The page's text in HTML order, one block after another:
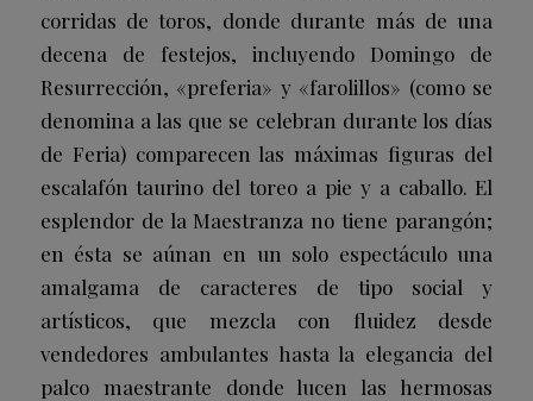
corridas de toros, donde durante más de una
decena de festejos, incluyendo Domingo de
Resurrección, «preferia» y «farolillos» (como se
denomina a las que se celebran durante los días
de Feria) comparecen las máximas figuras del
escalafón taurino del toreo a pie y a caballo. El
esplendor de la Maestranza no tiene parangón;
en ésta se aúnan en un solo espectáculo una
amalgama de caracteres de tipo social y
artísticos, que mezcla con fluidez desde
vendedores ambulantes hasta la elegancia del
palco maestrante donde lucen las hermosas